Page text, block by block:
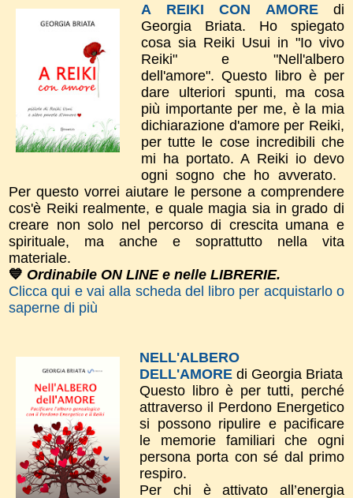
A REIKI CON AMOREdi
Georgia Briata. Ho spiegato
cosa sia Reiki Usui in "Io vivo
Reiki" e "Nell'albero
dell'amore".​Questo libro è per
dare ulteriori spunti, ma cosa
più importante per me, è la mia
dichiarazione d'amor​e per Reiki,
per tutte le cose incredibili che
mi ha portato. A Reiki io devo
ogni sogno che ho avverato.
Per questo vorrei aiutare le persone a comprendere
cos'è Reiki realmente, e quale magia sia in grado di
creare non solo nel percorso di crescita umana e
spirituale, ma anche e soprattutto nella vita
materiale.
💙 Ordinabile ON LINE e nelle LIBRERIE.
Clicca qui e vai alla scheda del libro per acquistarlo o
saperne di più
NELL'ALBERO
DELL'AMORE di Georgia Briata
Questo libro è per tutti, perché
attraverso il Perdono Energetico
si possono ripulire e pacificare
le memorie familiari che ogni
persona porta con sé dal primo
respiro.
Per chi è attivato all’energia